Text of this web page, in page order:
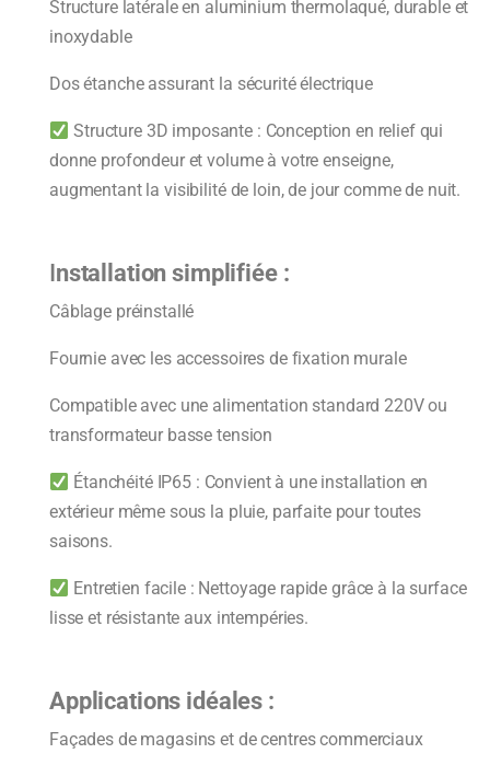
Structure latérale en aluminium thermolaqué, durable et
inoxydable
Dos étanche assurant la sécurité électrique
Structure 3D imposante : Conception en relief qui
donne profondeur et volume à votre enseigne,
augmentant la visibilité de loin, de jour comme de nuit.
Installation simplifiée :
Câblage préinstallé
Fournie avec les accessoires de fixation murale
Compatible avec une alimentation standard 220V ou
transformateur basse tension
Étanchéité IP65 : Convient à une installation en
extérieur même sous la pluie, parfaite pour toutes
saisons.
Entretien facile : Nettoyage rapide grâce à la surface
lisse et résistante aux intempéries.
Applications idéales :
Façades de magasins et de centres commerciaux